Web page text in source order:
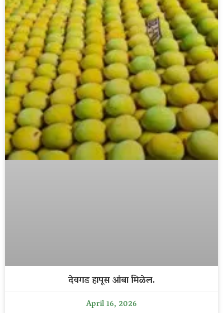
देवगड हापूस आंबा मिळेल.
April 16, 2026